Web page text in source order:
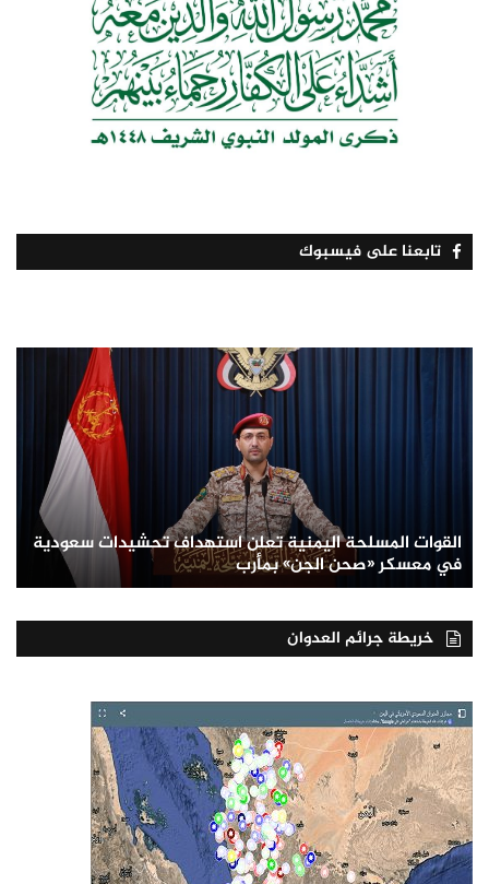
تابعنا على فيسبوك
القوات المسلحة اليمنية تعلن استهداف تحشيدات سعودية
في معسكر «صحن الجن» بمأرب
خريطة جرائم العدوان